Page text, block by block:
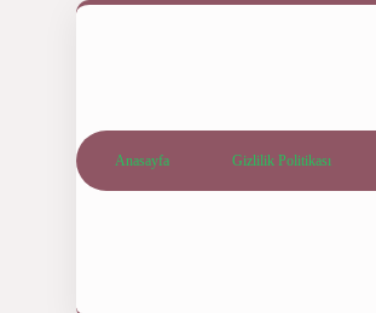
Anasayfa Gizlilik Politikası